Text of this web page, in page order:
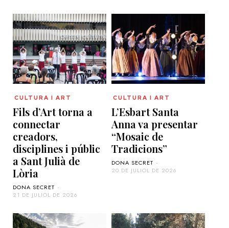
CULTURA I ART
Fils d’Art torna a
connectar
creadors,
disciplines i públic
a Sant Julià de
Lòria
DONA SECRET -
21 DE JULIOL DE 2026
CULTURA I ART
L’Esbart Santa
Anna va presentar
“Mosaic de
Tradicions”
DONA SECRET -
20 DE JULIOL DE 2026